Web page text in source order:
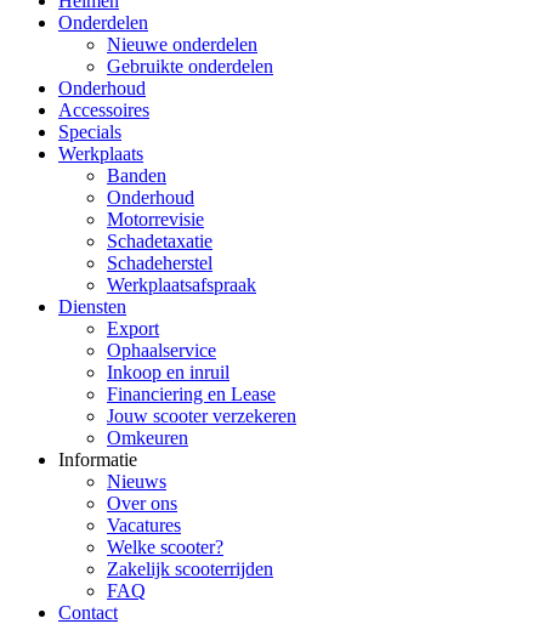
Onderdelen
Nieuwe onderdelen
Gebruikte onderdelen
Onderhoud
Accessoires
Specials
Werkplaats
Banden
Onderhoud
Motorrevisie
Schadetaxatie
Schadeherstel
Werkplaatsafspraak
Diensten
Export
Ophaalservice
Inkoop en inruil
Financiering en Lease
Jouw scooter verzekeren
Omkeuren
Informatie
Nieuws
Over ons
Vacatures
Welke scooter?
Zakelijk scooterrijden
FAQ
Contact